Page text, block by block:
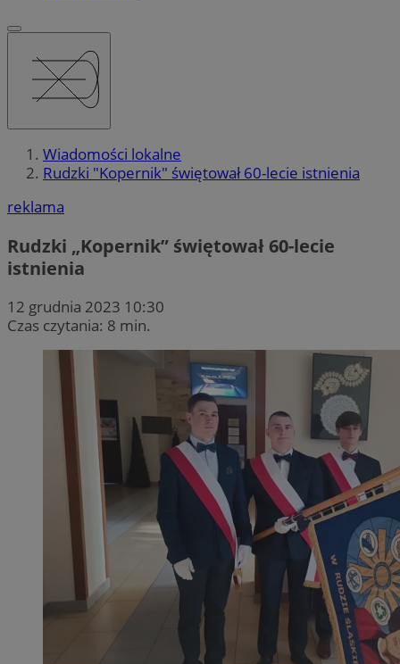
Wiadomości lokalne
Rudzki "Kopernik" świętował 60-lecie istnienia
reklama
Rudzki „Kopernik” świętował 60-lecie
istnienia
12 grudnia 2023 10:30
Czas czytania: 8 min.